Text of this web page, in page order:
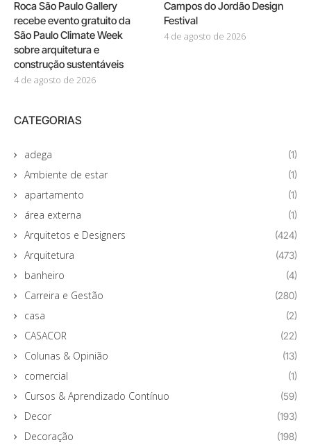
Roca São Paulo Gallery
recebe evento gratuito da
São Paulo Climate Week
sobre arquitetura e
construção sustentáveis
4 de agosto de 2026
Campos do Jordão Design
Festival
4 de agosto de 2026
CATEGORIAS
adega (1)
Ambiente de estar (1)
apartamento (1)
área externa (1)
Arquitetos e Designers (424)
Arquitetura (473)
banheiro (4)
Carreira e Gestão (280)
casa (2)
CASACOR (22)
Colunas & Opinião (13)
comercial (1)
Cursos & Aprendizado Contínuo (59)
Decor (193)
Decoração (198)